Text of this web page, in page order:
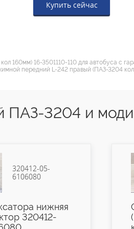
Купить сейчас
160мм) 16-3501110-110 для автобуса с
передний L-242 правый (ПАЗ-3204
ПАЗ-3204 и
320412-05-
6106080
нижняя
320412-